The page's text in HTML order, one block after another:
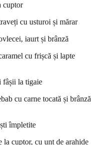
cuptor
cu usturoi și mărar
iaurt și brânză
cu frișcă și lapte
fâșii la tigaie
cu carne tocată și brânză
împletite
la cuptor, cu unt de arahide